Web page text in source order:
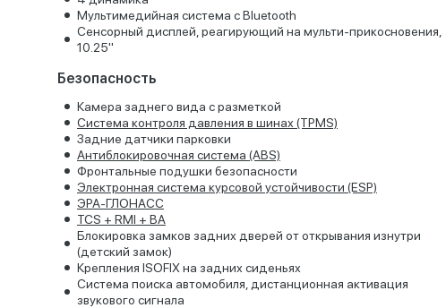
Мультимедийная система с Bluetooth
Сенсорный дисплей, реагирующий на мульти-прикосновения,
10.25"
Безопасность
Камера заднего вида с разметкой
Система контроля давления в шинах (TPMS)
Задние датчики парковки
Антиблокировочная система (ABS)
Фронтальные подушки безопасности
Электронная система курсовой устойчивости (ESP)
ЭРА-ГЛОНАСС
TCS + RMI + BA
Блокировка замков задних дверей от открывания изнутри
(детский замок)
Крепления ISOFIX на задних сиденьях
Система поиска автомобиля, дистанционная активация
звукового сигнала